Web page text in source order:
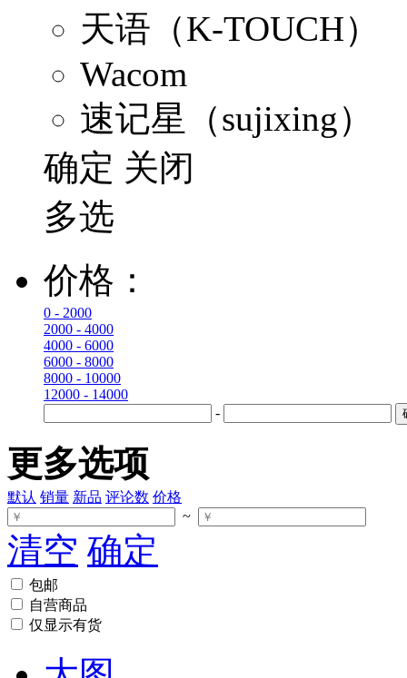
天语（K-TOUCH）
Wacom
速记星（sujixing）
确定 关闭
多选
价格：
0 - 2000
2000 - 4000
4000 - 6000
6000 - 8000
8000 - 10000
12000 - 14000
-
更多选项
默认 销量 新品 评论数 价格
~
清空 确定
包邮
自营商品
仅显示有货